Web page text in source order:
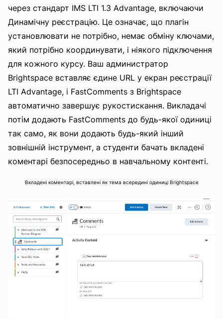
через стандарт IMS LTI 1.3 Advantage, включаючи
Динамічну реєстрацію. Це означає, що плагін
установлювати не потрібно, немає обміну ключами,
який потрібно координувати, і ніякого підключення
для кожного курсу. Ваш администратор
Brightspace вставляє єдине URL у екран реєстрації
LTI Advantage, і FastComments з Brightspace
автоматично завершує рукостискання. Викладачі
потім додають FastComments до будь-якої одиниці
так само, як вони додають будь-який інший
зовнішній інструмент, а студенти бачать вкладені
коментарі безпосередньо в навчальному контенті.
Вкладені коментарі, вставлені як тема всередині одиниці Brightspace